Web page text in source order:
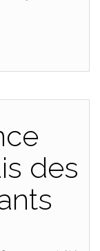
des